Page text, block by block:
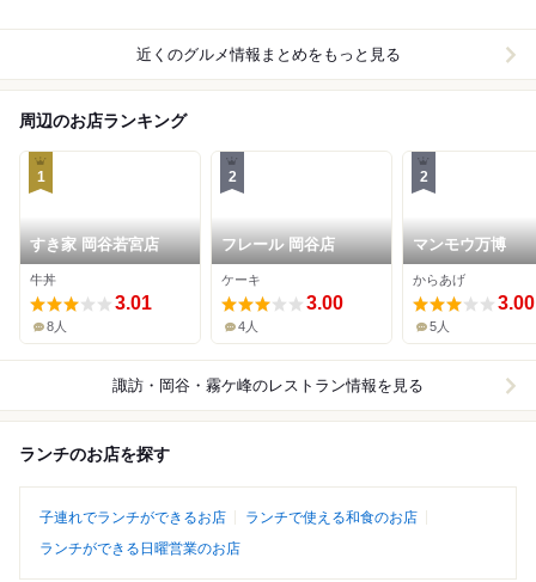
近くのグルメ情報まとめをもっと見る
周辺のお店ランキング
1
すき家 岡谷若宮店
牛丼
3.01
8人
2
フレール 岡谷店
ケーキ
3.00
4人
2
マンモウ万博
からあげ
3.00
5人
諏訪・岡谷・霧ケ峰のレストラン情報を見る
ランチのお店を探す
子連れでランチができるお店
ランチで使える和食のお店
ランチができる日曜営業のお店